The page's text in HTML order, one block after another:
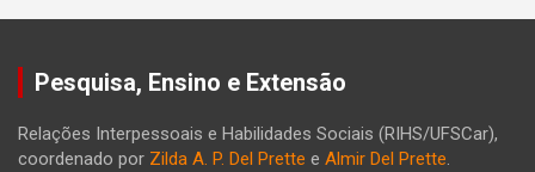
Pesquisa, Ensino e Extensão
Relações Interpessoais e Habilidades Sociais (RIHS/UFSCar),
coordenado por Zilda A. P. Del Prette e Almir Del Prette.